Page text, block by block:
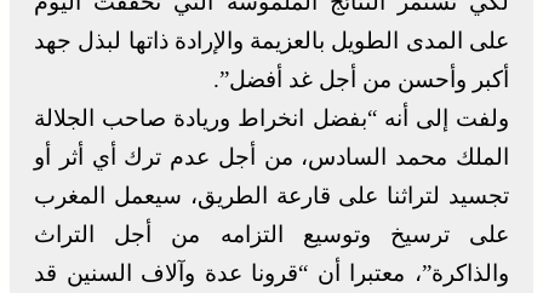
على المدى الطويل بالعزيمة والإرادة ذاتها لبذل جهد
أكبر وأحسن من أجل غد أفضل”.
ولفت إلى أنه “بفضل انخراط وريادة صاحب الجلالة
الملك محمد السادس، من أجل عدم ترك أي أثر أو
تجسيد لتراثنا على قارعة الطريق، سيعمل المغرب
على ترسيخ وتوسيع التزامه من أجل التراث
والذاكرة”، معتبرا أن “قرونا عدة وآلاف السنين قد